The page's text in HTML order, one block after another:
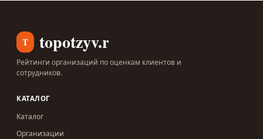
T topotzyv.ru
Рейтинги организаций по оценкам клиентов и
сотрудников.
КАТАЛОГ
Каталог
Организации